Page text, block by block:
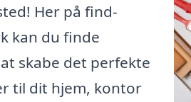
Her på find-
kan du finde
skabe det perfekte
til dit hjem, kontor